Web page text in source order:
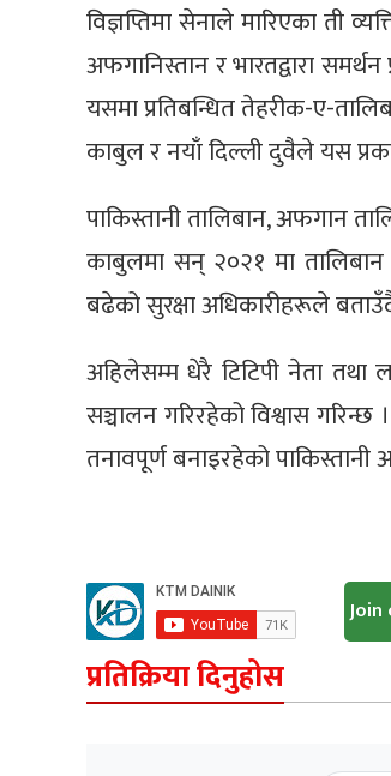
विज्ञप्तिमा सेनाले मारिएका ती
अफगानिस्तान र भारतद्वारा
यसमा प्रतिबन्धित तेहरीक-ए-
काबुल र नयाँ दिल्ली दुवैले यस
पाकिस्तानी तालिबान, अफगान
काबुलमा सन् २०२१ मा तालिबान
बढेको सुरक्षा अधिकारीहरूले
अहिलेसम्म धेरै टिटिपी नेता तथा
सञ्चालन गरिरहेको विश्वास
तनावपूर्ण बनाइरहेको
Join
प्रतिक्रिया दिनुहोस